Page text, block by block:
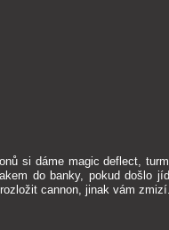
si dáme magic deflect,
do banky, pokud došlo
cannon, jinak vám zmizí.